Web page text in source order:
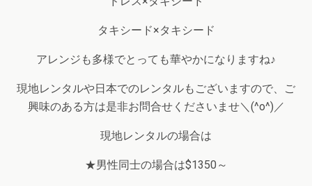
タキシード×タキシード
アレンジも多様でとっても華やかになりますね♪
現地レンタルや日本でのレンタルもございますので、ご
興味のある方は是非お問合せくださいませ＼(^o^)／
現地レンタルの場合は
★男性同士の場合は$1350～